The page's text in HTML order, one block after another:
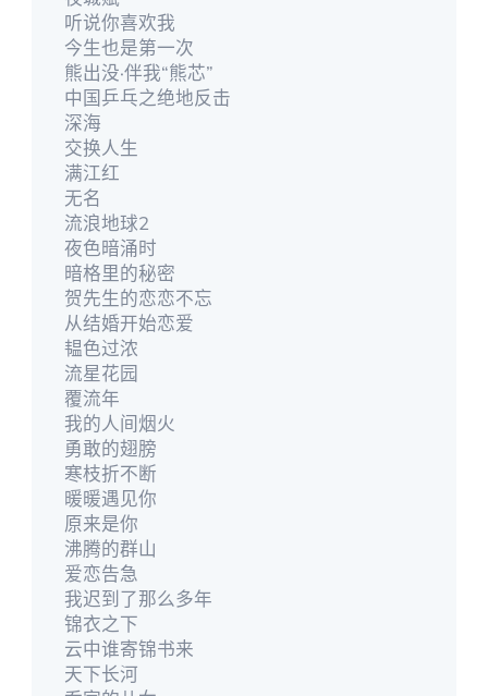
听说你喜欢我
今生也是第一次
熊出没·伴我“熊芯”
中国乒乓之绝地反击
深海
交换人生
满江红
无名
流浪地球2
夜色暗涌时
暗格里的秘密
贺先生的恋恋不忘
从结婚开始恋爱
韫色过浓
流星花园
覆流年
我的人间烟火
勇敢的翅膀
寒枝折不断
暖暖遇见你
原来是你
沸腾的群山
爱恋告急
我迟到了那么多年
锦衣之下
云中谁寄锦书来
天下长河